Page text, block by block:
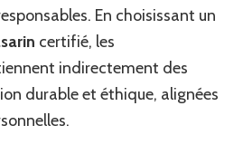
En choisissant un
certifié, les
indirectement des
durable et éthique, alignées